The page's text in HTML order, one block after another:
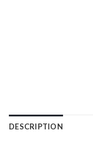
DESCRIPTION